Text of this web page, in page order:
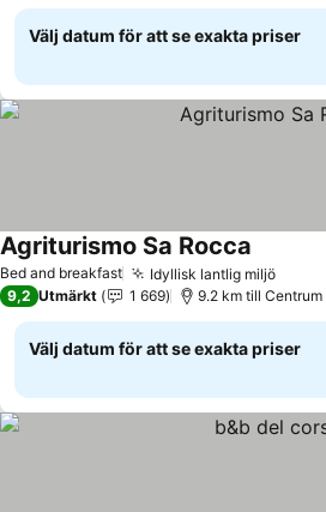
Välj datum för att se exakta priser
Bed and breakfast Idyllisk lantlig miljöSe
Agriturismo Sa Rocca
9,2 Utmärkt 1 669 9.2 km till Centrum
Välj datum för att se exakta priser